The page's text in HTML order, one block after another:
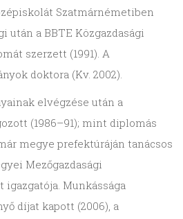
Szatmárnémetiben
után a BBTE Közgazdasági
szerzett (1991). A
doktora (Kv. 2002).
elvégzése után a
(1986–91); mint diplomás
megye prefektúráján tanácsos
Mezőgazdasági
igazgatója. Munkássága
díjat kapott (2006), a